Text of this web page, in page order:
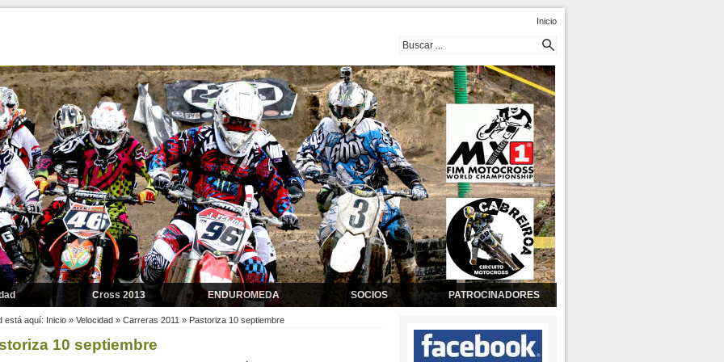
Inicio
2014
2011
Cross 2013
Cross 2012
Motocross 2011
ENDUROMEDA SOCIOS PATROCINADORES
está aquí: Inicio » Velocidad » Carreras 2011 » Pastoriza 10 septiembre
10 septiembre